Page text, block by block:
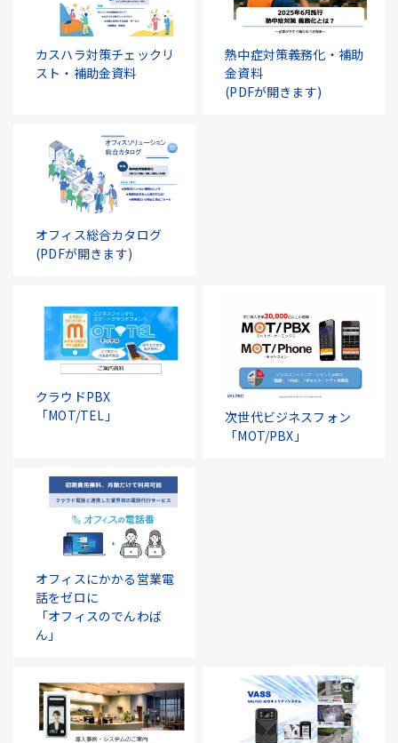
カスハラ対策チェックリ
スト・補助金資料
熱中症対策義務化・補助
金資料
(PDFが開きます)
オフィス総合カタログ
(PDFが開きます)
クラウドPBX
「MOT/TEL」
次世代ビジネスフォン
「MOT/PBX」
オフィスにかかる営業電
話をゼロに
「オフィスのでんわば
ん」